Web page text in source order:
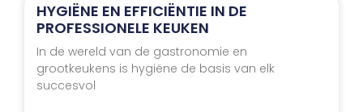
HYGIËNE EN EFFICIËNTIE IN DE
PROFESSIONELE KEUKEN
In de wereld van de gastronomie en
grootkeukens is hygiëne de basis van elk
succesvol